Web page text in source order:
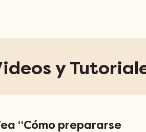
y
“Cómo prepararse